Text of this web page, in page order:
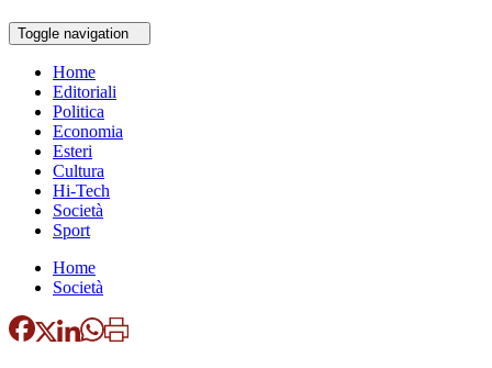
Toggle navigation
Home
Editoriali
Politica
Economia
Esteri
Cultura
Hi-Tech
Società
Sport
Home
Società